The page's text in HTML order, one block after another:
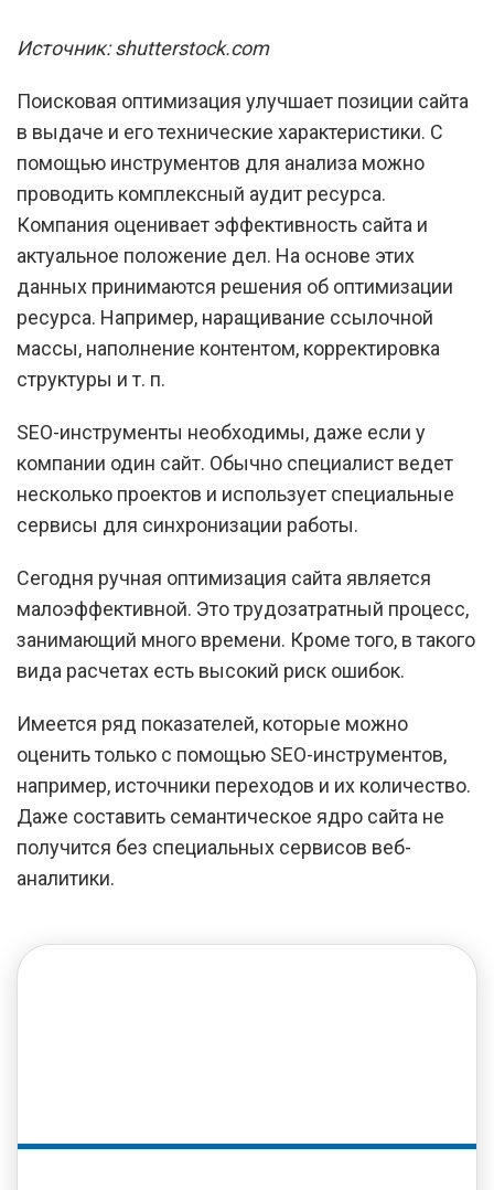
Источник: shutterstock.com
Поисковая оптимизация улучшает позиции сайта
в выдаче и его технические характеристики. С
помощью инструментов для анализа можно
проводить комплексный аудит ресурса.
Компания оценивает эффективность сайта и
актуальное положение дел. На основе этих
данных принимаются решения об оптимизации
ресурса. Например, наращивание ссылочной
массы, наполнение контентом, корректировка
структуры и т. п.
SEO-инструменты необходимы, даже если у
компании один сайт. Обычно специалист ведет
несколько проектов и использует специальные
сервисы для синхронизации работы.
Сегодня ручная оптимизация сайта является
малоэффективной. Это трудозатратный процесс,
занимающий много времени. Кроме того, в такого
вида расчетах есть высокий риск ошибок.
Имеется ряд показателей, которые можно
оценить только с помощью SEO-инструментов,
например, источники переходов и их количество.
Даже составить семантическое ядро сайта не
получится без специальных сервисов веб-
аналитики.